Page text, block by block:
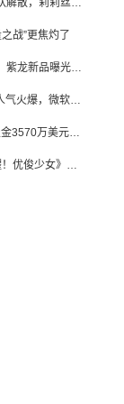
腾讯曝百亿收购案，《辉烬》团队解散，莉莉丝新作曝光｜陀螺周报
战”更焦灼了
三七网易Avia放假看世界杯决赛，紫龙新品曝光，米哈游新作上线 | 陀螺周报
暑期档新作扎堆，BW2026全球人气火爆，微软XBOX大裁员|陀螺周报
《皮克敏 Bloom》2026上半年吸金3570万美元，中国台湾成最大市场
出海首年营收超1亿美元，《闪耀！优俊少女》美国市场占比达七成